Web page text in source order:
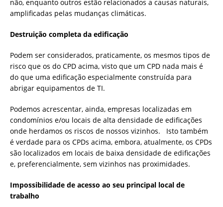
não, enquanto outros estão relacionados a causas naturais,
amplificadas pelas mudanças climáticas.
Destruição completa da edificação
Podem ser considerados, praticamente, os mesmos tipos de
risco que os do CPD acima, visto que um CPD nada mais é
do que uma edificação especialmente construída para
abrigar equipamentos de TI.
Podemos acrescentar, ainda, empresas localizadas em
condomínios e/ou locais de alta densidade de edificações
onde herdamos os riscos de nossos vizinhos. Isto também
é verdade para os CPDs acima, embora, atualmente, os CPDs
são localizados em locais de baixa densidade de edificações
e, preferencialmente, sem vizinhos nas proximidades.
Impossibilidade de acesso ao seu principal local de
trabalho